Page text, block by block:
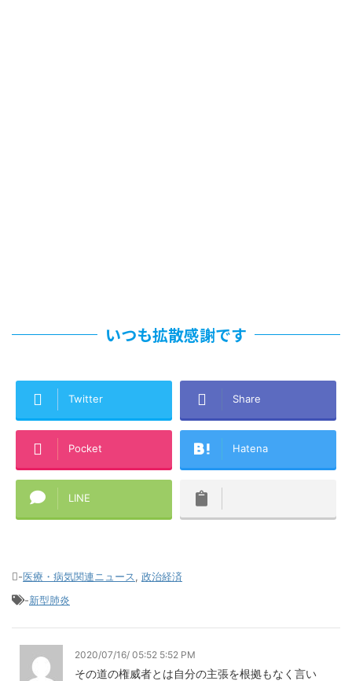
いつも拡散感謝です
Twitter Share
Pocket Hatena
LINE
-医療・病気関連ニュース, 政治経済
-新型肺炎
2020/07/16/ 05:52 5:52 PM
その道の権威者とは自分の主張を根拠もなく言い